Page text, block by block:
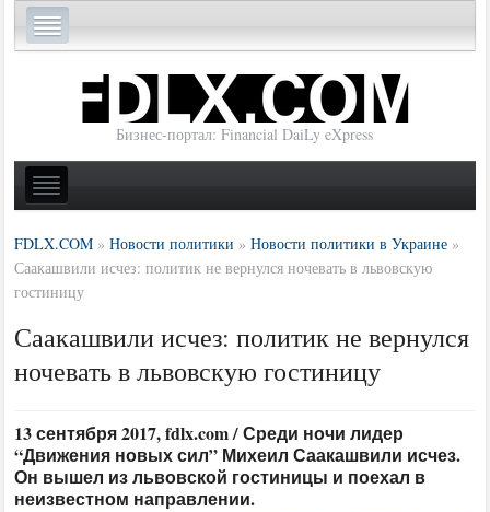
Бизнес-портал: Financial DaiLy eXpress
FDLX.COM »Новости политики »Новости политики в Украине »
Саакашвили исчез: политик не вернулся ночевать в львовскую
гостиницу
Саакашвили исчез: политик не вернулся
ночевать в львовскую гостиницу
13 сентября 2017, fdlx.com / Среди ночи лидер
“Движения новых сил” Михеил Саакашвили исчез.
Он вышел из львовской гостиницы и поехал в
неизвестном направлении.